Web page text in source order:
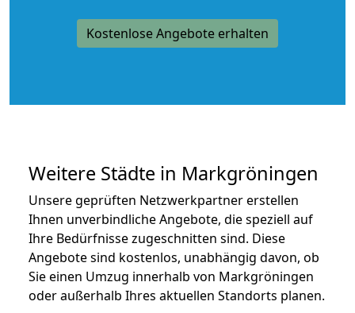
Kostenlose Angebote erhalten
Weitere Städte in Markgröningen
Unsere geprüften Netzwerkpartner erstellen
Ihnen unverbindliche Angebote, die speziell auf
Ihre Bedürfnisse zugeschnitten sind. Diese
Angebote sind kostenlos, unabhängig davon, ob
Sie einen Umzug innerhalb von Markgröningen
oder außerhalb Ihres aktuellen Standorts planen.